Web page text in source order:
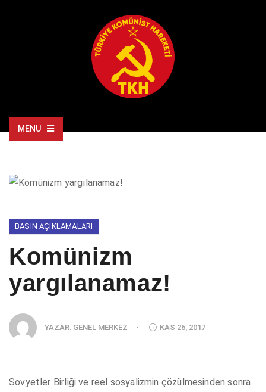
MENU
BASIN AÇIKLAMALARI
Komünizm
yargılanamaz!
YAZAR: GENEL MERKEZ - KAS 26, 2017
Sovyetler Birliği ve reel sosyalizmin çözülmesinden sonra